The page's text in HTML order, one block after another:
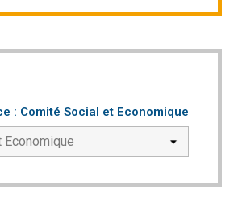
: Comité Social et Economique